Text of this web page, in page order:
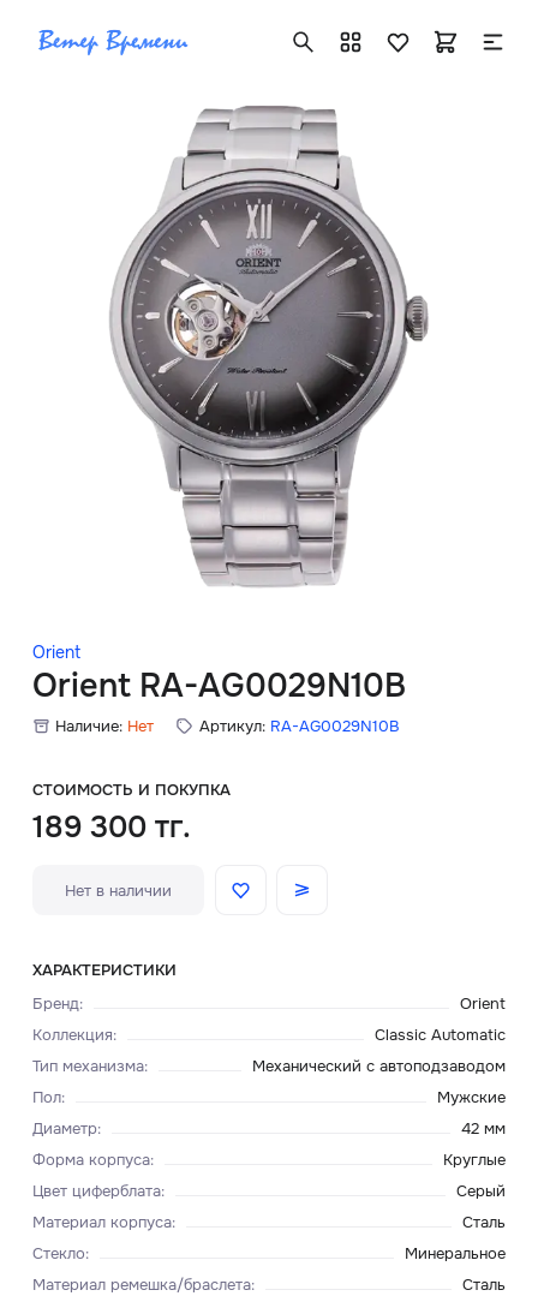
Orient
Orient RA-AG0029N10B
Наличие: Нет Артикул: RA-AG0029N10B
СТОИМОСТЬ И ПОКУПКА
189 300 тг.
Нет в наличии
ХАРАКТЕРИСТИКИ
Бренд:
Orient
Коллекция:
Classic Automatic
Тип механизма:
Механический с автоподзаводом
Пол:
Мужские
Диаметр:
42 мм
Форма корпуса:
Круглые
Цвет циферблата:
Серый
Материал корпуса:
Сталь
Стекло:
Минеральное
Материал ремешка/браслета:
Сталь
+7 ( 705 ) 181-42-50
info@vetervremeni.kz
Авторизация
Каталог
Мужские часы
Женские часы
Скидки
Главная
О нас